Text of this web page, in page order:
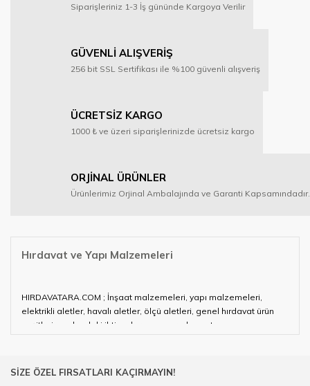
Siparişleriniz 1-3 İş gününde Kargoya Verilir
GÜVENLİ ALIŞVERİŞ
256 bit SSL Sertifikası ile %100 güvenli alışveriş
ÜCRETSİZ KARGO
1000 ₺ ve üzeri siparişlerinizde ücretsiz kargo
ORJİNAL ÜRÜNLER
Ürünlerimiz Orjinal Ambalajında ve Garanti Kapsamındadır.
Hırdavat ve Yapı Malzemeleri
HIRDAVATARA.COM ; İnşaat malzemeleri, yapı malzemeleri,
elektrikli aletler, havalı aletler, ölçü aletleri, genel hırdavat ürün
çeşitleri ve alandaki ihtiyaçlarınızın neredeyse tamamını
çalışan HIRDAVATARA.COM geniş ürün yelpazesi ile siz değerli
SİZE ÖZEL FIRSATLARI KAÇIRMAYIN!